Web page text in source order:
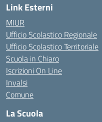
Link Esterni
MIUR
Ufficio Scolastico Regionale
Ufficio Scolastico Territoriale
Scuola in Chiaro
Iscrizioni On Line
Invalsi
Comune
La Scuola